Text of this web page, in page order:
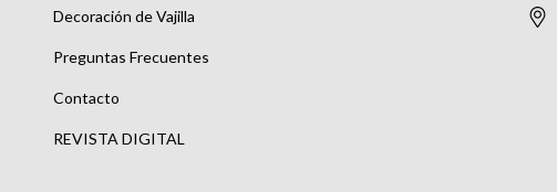
Decoración de Vajilla
Preguntas Frecuentes
Contacto
REVISTA DIGITAL